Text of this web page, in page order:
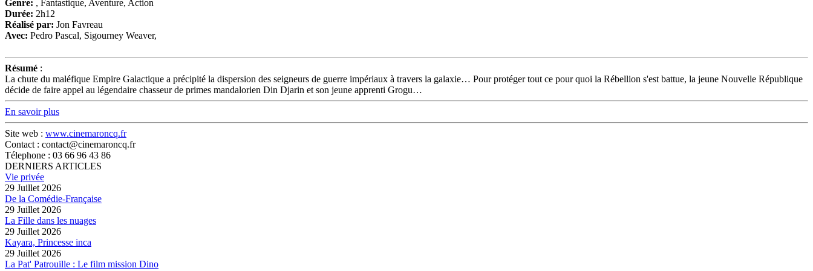
Genre: , Fantastique, Aventure, Action
Durée: 2h12
Réalisé par: Jon Favreau
Avec: Pedro Pascal, Sigourney Weaver,
Résumé :
La chute du maléfique Empire Galactique a précipité la dispersion des seigneurs de guerre impériaux à travers la galaxie… Pour protéger tout ce pour quoi la Rébellion s'est battue, la jeune Nouvelle République
décide de faire appel au légendaire chasseur de primes mandalorien Din Djarin et son jeune apprenti Grogu…
En savoir plus
Site web : www.cinemaroncq.fr
Contact : contact@cinemaroncq.fr
Télephone : 03 66 96 43 86
DERNIERS ARTICLES
Vie privée
29 Juillet 2026
De la Comédie-Française
29 Juillet 2026
La Fille dans les nuages
29 Juillet 2026
Kayara, Princesse inca
29 Juillet 2026
La Pat' Patrouille : Le film mission Dino